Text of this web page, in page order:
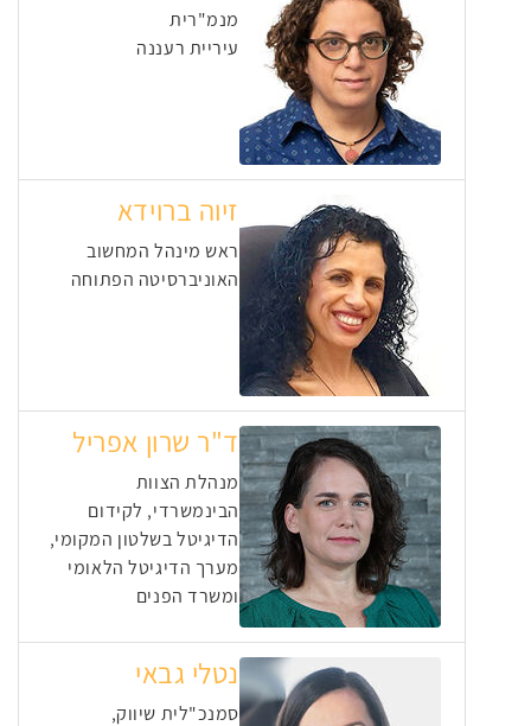
מנמ"רית
עיריית רעננה
זיוה ברוידא
ראש מינהל המחשוב
האוניברסיטה הפתוחה
ד"ר שרון אפריל
מנהלת הצוות
הבינמשרדי, לקידום
הדיגיטל בשלטון המקומי,
מערך הדיגיטל הלאומי
ומשרד הפנים
נטלי גבאי
סמנכ"לית שיווק,